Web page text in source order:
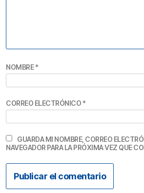
NOMBRE*
CORREO ELECTRÓNICO *
GUARDA MI NOMBRE, CORREO
NAVEGADOR PARA LA PRÓXIMA VEZ QUE